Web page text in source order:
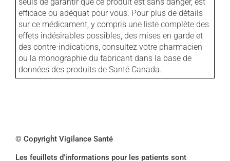
efficace ou adéquat pour vous. Pour plus de détails
sur ce médicament, y compris une liste complète des
effets indésirables possibles, des mises en garde et
des contre-indications, consultez votre pharmacien
ou la monographie du fabricant dans la base de
données des produits de Santé Canada.
© Copyright Vigilance Santé
Les feuillets d'informations pour les patients sont